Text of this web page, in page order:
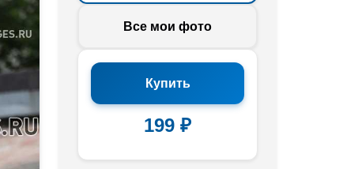
Все мои фото
Купить
199 ₽